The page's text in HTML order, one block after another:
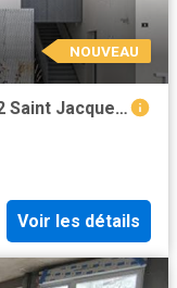
NOUVEAU
Vente Appartement 4 pièces 82 m2 Saint Jacques de la Lande
Voir les détails